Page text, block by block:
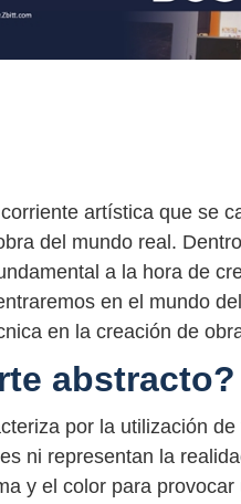
artística que se
del mundo real.
a la hora de
en el mundo
en la creación de
abstracto?
por la utilización
ni representan la
y el color para